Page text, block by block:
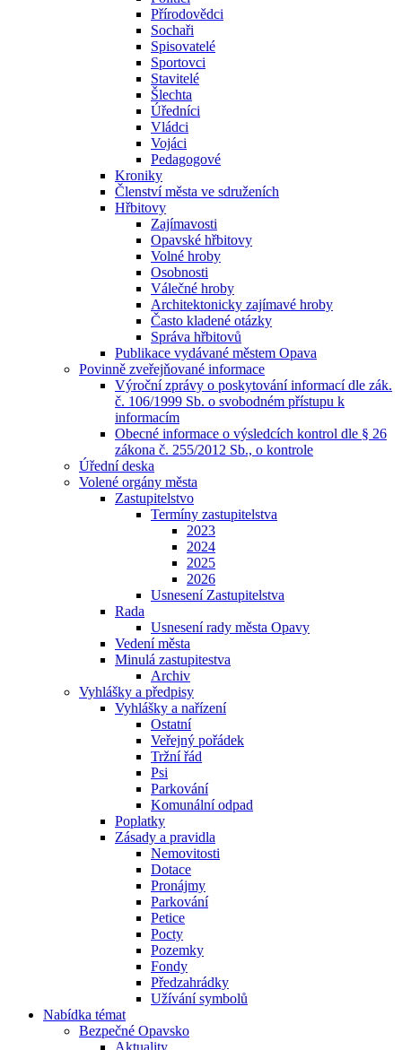
Přírodovědci
Sochaři
Spisovatelé
Sportovci
Stavitelé
Šlechta
Úředníci
Vládci
Vojáci
Pedagogové
Kroniky
Členství města ve sdruženích
Hřbitovy
Zajímavosti
Opavské hřbitovy
Volné hroby
Osobnosti
Válečné hroby
Architektonicky zajímavé hroby
Často kladené otázky
Správa hřbitovů
Publikace vydávané městem Opava
Povinně zveřejňované informace
Výroční zprávy o poskytování informací dle zák.
č. 106/1999 Sb. o svobodném přístupu k
informacím
Obecné informace o výsledcích kontrol dle § 26
zákona č. 255/2012 Sb., o kontrole
Úřední deska
Volené orgány města
Zastupitelstvo
Termíny zastupitelstva
2023
2024
2025
2026
Usnesení Zastupitelstva
Rada
Usnesení rady města Opavy
Vedení města
Minulá zastupitestva
Archiv
Vyhlášky a předpisy
Vyhlášky a nařízení
Ostatní
Veřejný pořádek
Tržní řád
Psi
Parkování
Komunální odpad
Poplatky
Zásady a pravidla
Nemovitosti
Dotace
Pronájmy
Parkování
Petice
Pocty
Pozemky
Fondy
Předzahrádky
Užívání symbolů
Nabídka témat
Bezpečné Opavsko